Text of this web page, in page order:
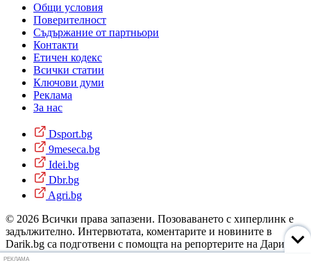
Общи условия
Поверителност
Съдържание от партньори
Контакти
Етичен кодекс
Всички статии
Ключови думи
Реклама
За нас
Dsport.bg
9meseca.bg
Idei.bg
Dbr.bg
Agri.bg
© 2026 Всички права запазени. Позоваването с хиперлинк е
задължително. Интервютата, коментарите и новините в
Darik.bg са подготвени с помощта на репортерите на Дарик
Радио и новинарските емисии на радиото. Снимки: Дарик
РЕКЛАМА